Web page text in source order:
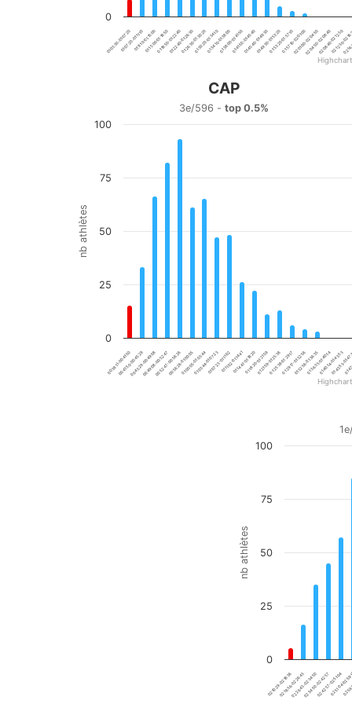
01:03:30-01:07:2001:11:10-01:15:0001:18:50-01:22:4001:26:30-01:30:2001:34:10-01:38:0001:41:50-01:45:4001:49:30-01:53:2001:57:10-02:01:0002:04:50-02:08:4002:12:30-
01:07:20-01:11:1001:15:00-01:18:5001:22:40-01:26:3001:30:20-01:34:1001:38:00-01:41:5001:45:40-01:49:3001:53:20-01:57:1002:01:00-02:04:5002:08:40-02:12:30
0
Bar chart with 20 bars.
The chart has 1 Y axis displaying nb athlètes. Data
nb athlètes
CAP
3e/596 - top 0.5%
00:38:11-00:41:5000:45:29-00:49:0800:52:47-00:56:2601:00:05-01:03:4401:07:23-01:11:0201:14:41-01:18:2001:21:59-01:25:3801:29:17-01:32:5601:36:35-01:40:1401:43:53-
00:41:50-00:45:2900:49:08-00:52:4700:56:26-01:00:0501:03:44-01:07:2301:11:02-01:14:4101:18:20-01:21:5901:25:38-01:29:1701:32:56-01:36:3501:40:14-01:43:53
0
25
50
75
100
Bar chart with 20 bars.
The chart has 1 Y axis
nb athlètes
02:10:29-02:18:3602:26:43-02:34:5002:42:57-02:51:04
02:18:36-02:26:4302:34:50-02:42:5702:51:04-
0
100
25
50
75